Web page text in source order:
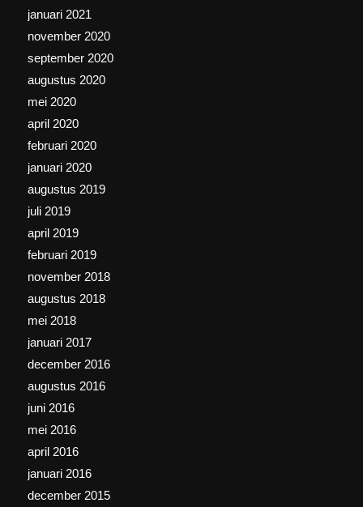
januari 2021
november 2020
september 2020
augustus 2020
mei 2020
april 2020
februari 2020
januari 2020
augustus 2019
juli 2019
april 2019
februari 2019
november 2018
augustus 2018
mei 2018
januari 2017
december 2016
augustus 2016
juni 2016
mei 2016
april 2016
januari 2016
december 2015